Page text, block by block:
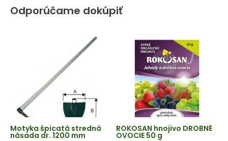
Odporúčame dokúpiť
Motyka špicatá stredná
násada dr. 1200 mm
ROKOSAN hnojivo DROBNÉ
OVOCIE 50 g